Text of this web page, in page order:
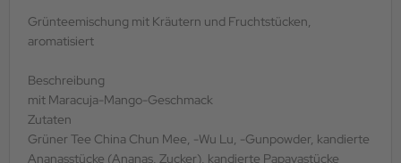
Grünteemischung mit Kräutern und Fruchtstücken,
aromatisiert
Beschreibung
mit Maracuja-Mango-Geschmack
Zutaten
Grüner Tee China Chun Mee, -Wu Lu, -Gunpowder, kandierte
Ananasstücke (Ananas, Zucker), kandierte Papayastücke